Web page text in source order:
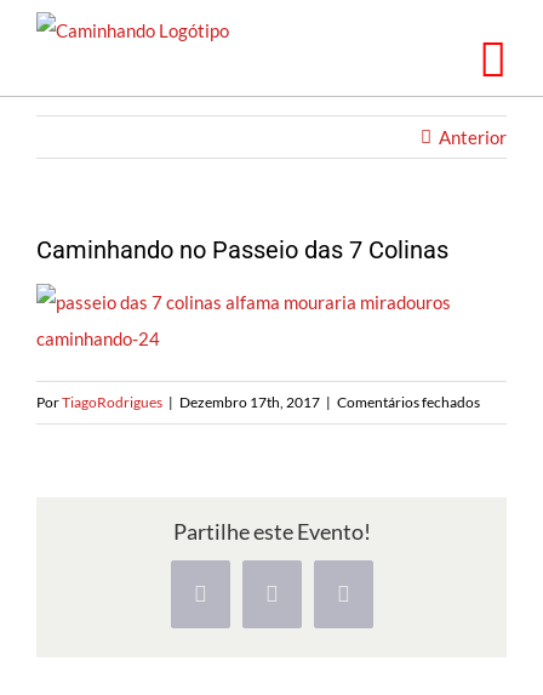
Saltar
Anterior
Caminhando no Passeio das 7 Colinas
PorTiagoRodrigues | Dezembro 17th, 2017 | Comentários fechadosem
Partilhe este Evento!
Facebook
X Pinterest